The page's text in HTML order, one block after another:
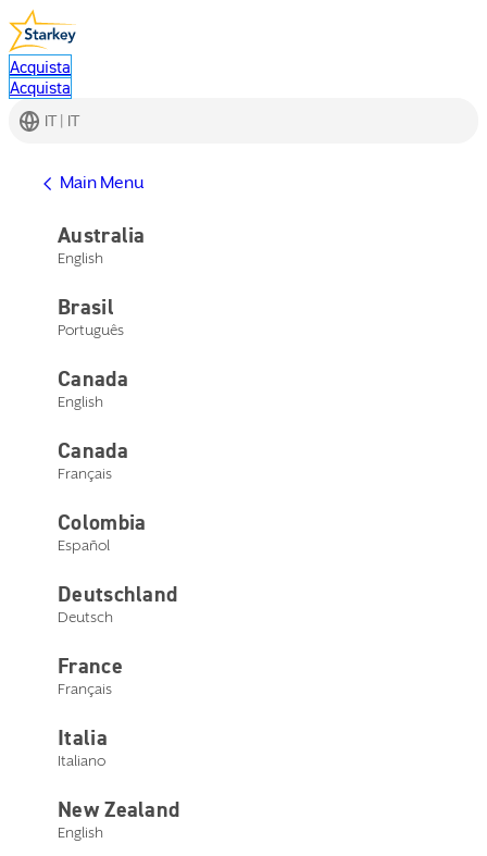
Acquista
Acquista
IT | IT
Main Menu
Australia
English
Brasil
Português
Canada
English
Canada
Français
Colombia
Español
Deutschland
Deutsch
France
Français
Italia
Italiano
New Zealand
English
Tani Austin
Vice Presidente